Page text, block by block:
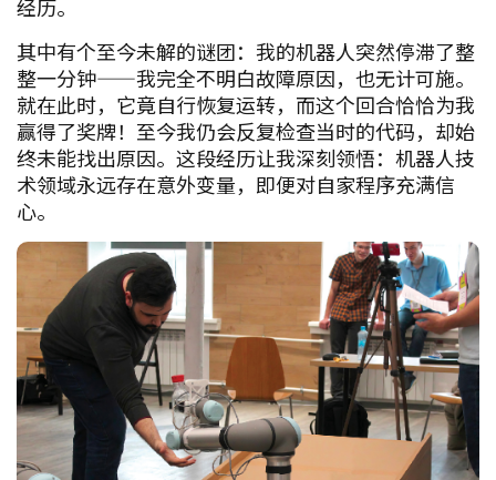
经历。
其中有个至今未解的谜团：我的机器人突然停滞了整
整一分钟——我完全不明白故障原因，也无计可施。
就在此时，它竟自行恢复运转，而这个回合恰恰为我
赢得了奖牌！至今我仍会反复检查当时的代码，却始
终未能找出原因。这段经历让我深刻领悟：机器人技
术领域永远存在意外变量，即便对自家程序充满信
心。